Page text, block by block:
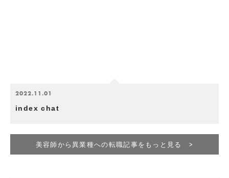
2022.11.01
index chat
美容師から異業種への転職記事をもっと見る >